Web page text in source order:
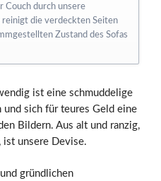
Couch durch unsere
die verdeckten Seiten
Zustand des Sofas
ist eine schmuddelige
sich für teures Geld eine
Bildern. Aus alt und ranzig,
ist unsere Devise.
gründlichen